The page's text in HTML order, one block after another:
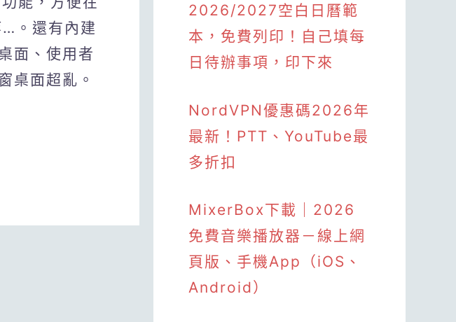
。還有內建
面、使用者
桌面超亂。
2026/2027空白日曆範
本，免費列印！自己填每
日待辦事項，印下來
NordVPN優惠碼2026年
最新！PTT、YouTube最
多折扣
MixerBox下載｜2026
免費音樂播放器－線上網
頁版、手機App（iOS、
Android）